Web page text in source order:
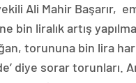
Ali Mahir Başarır,
bin liralık artış
torununa bin lira
diye sorar torunları.